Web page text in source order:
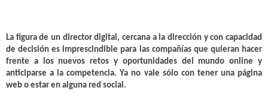
La figura de un director digital, cercana a la dirección y con capacidad
de decisión es imprescindible para las compañías que quieran hacer
frente a los nuevos retos y oportunidades del mundo online y
anticiparse a la competencia. Ya no vale sólo con tener una página
web o estar en alguna red social.